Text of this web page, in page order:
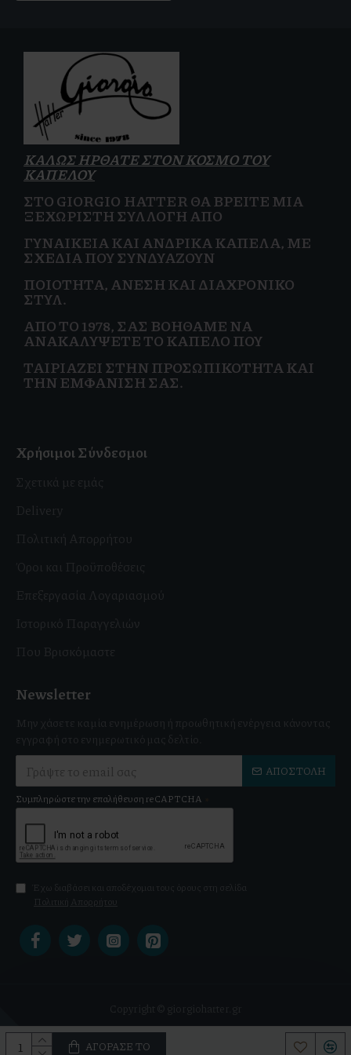
ΑΓΌΡΑΣΕ ΤΟ
ΚΑΛΩΣ ΗΡΘΑΤΕ ΣΤΟΝ ΚΟΣΜΟ ΤΟΥ
ΚΑΠΕΛΟΥ
ΣΤΟ GIORGIO HATTER ΘΑ ΒΡΕΊΤΕ ΜΙΑ
ΞΕΧΩΡΙΣΤΉ ΣΥΛΛΟΓΉ ΑΠΌ
ΓΥΝΑΙΚΕΊΑΚΑΙΑΝΔΡΙΚΆ ΚΑΠΈΛΑ, ΜΕ
ΣΧΈΔΙΑ ΠΟΥ ΣΥΝΔΥΆΖΟΥΝ
ΠΟΙΌΤΗΤΑ, ΆΝΕΣΗ ΚΑΙΔΙΑΧΡΟΝΙΚΌ
ΣΤΥΛ.
ΑΠΌ ΤΟ 1978, ΣΑΣ ΒΟΗΘΆΜΕ ΝΑ
ΑΝΑΚΑΛΎΨΕΤΕ ΤΟ ΚΑΠΈΛΟ ΠΟΥ
ΤΑΙΡΙΆΖΕΙ ΣΤΗΝΠΡΟΣΩΠΙΚΌΤΗΤΑ ΚΑΙ
ΤΗΝ ΕΜΦΆΝΙΣΗ ΣΑΣ.
Χρήσιμοι Σύνδεσμοι
Σχετικά με εμάς
Delivery
Πολιτική Απορρήτου
Όροι και Προϋποθέσεις
Επεξεργασία Λογαριασμού
Ιστορικό Παραγγελιών
Που Βρισκόμαστε
Newsletter
Μην χάσετε καμία ενημέρωση ή προωθητική ενέργεια κάνοντας
εγγραφή στο ενημερωτικό μας δελτίο.
ΑΠΟΣΤΟΛΉ
Συμπληρώστε την επαλήθευση reCAPTCHA
Έχω διαβάσει και αποδέχομαι τους όρους στη σελίδα
Πολιτική Απορρήτου